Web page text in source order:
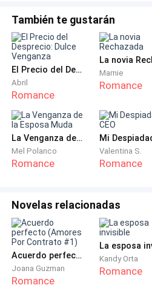
tatuadas con ondas de
cobrar vida cuando
Dante era el arquitecto del
necesitaba un ritmo que
sampleando el sonido de los
ciudad, transformando el
Pero su reputación era un
llamaban "el genio intratable".
manager, entrando al
problema de los grandes.
Dante no se dio la vuelta. Sus
teclado MIDI, ajustando un
impermeables descansaban
esperando los turnos de entrega
confidenciales entre los
del taller, ajustando los ra
También te gustarán
El Precio del Desprecio: Dulce Venganza
Abril
Romance
Marnie
Romance
La Venganza de la Esposa Muda
Mel Polanco
Romance
Valentina S.
Romance
Novelas relacionadas
Acuerdo perfecto (Amores Por Contrato #1)
Joana Guzman
Romance
Kandy Orta
Romance